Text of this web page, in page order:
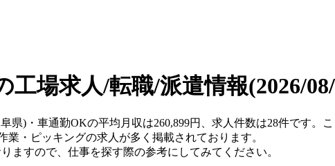
工場求人/転職/派遣情報(2026/
県)・車通勤OKの平均月収は260,899円、求人件数は28件です。
・ピッキングの求人が多く掲載されております。
ますので、仕事を探す際の参考にしてみてください。